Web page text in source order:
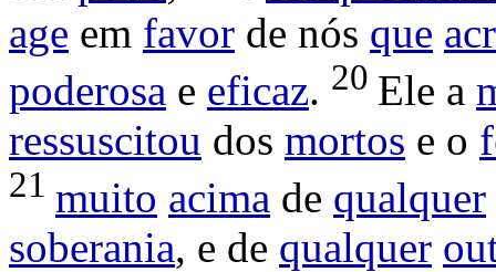
age em favor de nós que
poderosa e eficaz. 20 Ele a
ressuscitou dos mortos e o
21 muito acima de qualquer
soberania, e de qualquer